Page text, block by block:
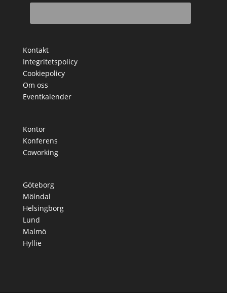
Kontakt
Integritetspolicy
Cookiepolicy
Om oss
Eventkalender
Kontor
Konferens
Coworking
Göteborg
Mölndal
Helsingborg
Lund
Malmö
Hyllie